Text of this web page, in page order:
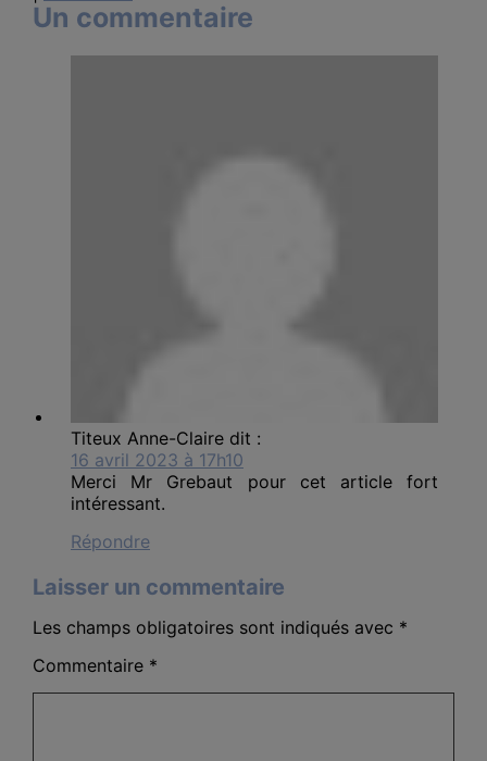
Un commentaire
Titeux Anne-Claire dit :
16 avril 2023 à 17h10
Merci Mr Grebaut pour cet article fort
intéressant.
Répondre
Laisser un commentaire
Les champs obligatoires sont indiqués avec *
Commentaire *